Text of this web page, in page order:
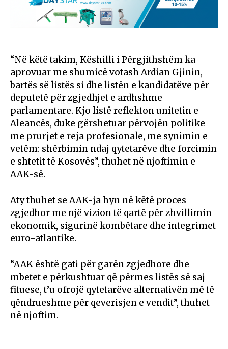
“Në këtë takim, Këshilli i Përgjithshëm ka
aprovuar me shumicë votash Ardian Gjinin,
bartës së listës si dhe listën e kandidatëve për
deputetë për zgjedhjet e ardhshme
parlamentare. Kjo listë reflekton unitetin e
Aleancës, duke gërshetuar përvojën politike
me prurjet e reja profesionale, me synimin e
vetëm: shërbimin ndaj qytetarëve dhe forcimin
e shtetit të Kosovës”, thuhet në njoftimin e
AAK-së.
Aty thuhet se AAK-ja hyn në këtë proces
zgjedhor me një vizion të qartë për zhvillimin
ekonomik, sigurinë kombëtare dhe integrimet
euro-atlantike.
“AAK është gati për garën zgjedhore dhe
mbetet e përkushtuar që përmes listës së saj
fituese, t’u ofrojë qytetarëve alternativën më të
qëndrueshme për qeverisjen e vendit”, thuhet
në njoftim.